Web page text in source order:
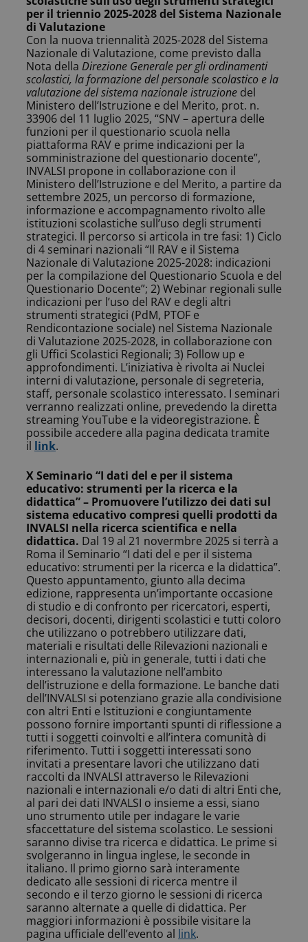
per il triennio 2025-2028 del Sistema Nazionale
di Valutazione
Con la nuova triennalità 2025-2028 del Sistema
Nazionale di Valutazione, come previsto dalla
Nota della Direzione Generale per gli ordinamenti
scolastici, la formazione del personale scolastico e la
valutazione del sistema nazionale istruzione del
Ministero dell’Istruzione e del Merito, prot. n.
33906 del 11 luglio 2025, “SNV – apertura delle
funzioni per il questionario scuola nella
piattaforma RAV e prime indicazioni per la
somministrazione del questionario docente”,
INVALSI propone in collaborazione con il
Ministero dell’Istruzione e del Merito, a partire da
settembre 2025, un percorso di formazione,
informazione e accompagnamento rivolto alle
istituzioni scolastiche sull’uso degli strumenti
strategici. Il percorso si articola in tre fasi: 1) Ciclo
di 4 seminari nazionali “Il RAV e il Sistema
Nazionale di Valutazione 2025-2028: indicazioni
per la compilazione del Questionario Scuola e del
Questionario Docente”; 2) Webinar regionali sulle
indicazioni per l’uso del RAV e degli altri
strumenti strategici (PdM, PTOF e
Rendicontazione sociale) nel Sistema Nazionale
di Valutazione 2025-2028, in collaborazione con
gli Uffici Scolastici Regionali; 3) Follow up e
approfondimenti. L’iniziativa è rivolta ai Nuclei
interni di valutazione, personale di segreteria,
staff, personale scolastico interessato. I seminari
verranno realizzati online, prevedendo la diretta
streaming YouTube e la videoregistrazione. È
possibile accedere alla pagina dedicata tramite
il link.
X Seminario “I dati del e per il sistema
educativo: strumenti per la ricerca e la
didattica” – Promuovere l’utilizzo dei dati sul
sistema educativo compresi quelli prodotti da
INVALSI nella ricerca scientifica e nella
didattica. Dal 19 al 21 novermbre 2025 si terrà a
Roma il Seminario “I dati del e per il sistema
educativo: strumenti per la ricerca e la didattica”.
Questo appuntamento, giunto alla decima
edizione, rappresenta un’importante occasione
di studio e di confronto per ricercatori, esperti,
decisori, docenti, dirigenti scolastici e tutti coloro
che utilizzano o potrebbero utilizzare dati,
materiali e risultati delle Rilevazioni nazionali e
internazionali e, più in generale, tutti i dati che
interessano la valutazione nell’ambito
dell’istruzione e della formazione. Le banche dati
dell’INVALSI si potenziano grazie alla condivisione
con altri Enti e Istituzioni e congiuntamente
possono fornire importanti spunti di riflessione a
tutti i soggetti coinvolti e all’intera comunità di
riferimento. Tutti i soggetti interessati sono
invitati a presentare lavori che utilizzano dati
raccolti da INVALSI attraverso le Rilevazioni
nazionali e internazionali e/o dati di altri Enti che,
al pari dei dati INVALSI o insieme a essi, siano
uno strumento utile per indagare le varie
sfaccettature del sistema scolastico. Le sessioni
saranno divise tra ricerca e didattica. Le prime si
svolgeranno in lingua inglese, le seconde in
italiano. Il primo giorno sarà interamente
dedicato alle sessioni di ricerca mentre il
secondo e il terzo giorno le sessioni di ricerca
saranno alternate a quelle di didattica. Per
maggiori informazioni è possibile visitare la
pagina ufficiale dell’evento al link.